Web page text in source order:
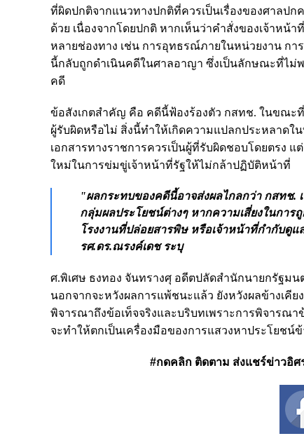
ที่ผิดปกติจากแนวทางปกติที่ควรเป็นเรื่องของศาลป
ด้วย เนื่องจากโดยปกติ หากเห็นว่าคำสั่งของเจ้าหน้
หลายช่องทาง เช่น การอุทธรณ์ภายในหน่วยงาน กา
นี้กลับถูกดำเนินคดีในศาลอาญา ซึ่งเป็นลักษณะที่ไม่
คดี
ข้อสังเกตสำคัญ คือ คดีนี้ฟ้องร้องตัว กสทช. ในขณะ
ผู้รับผิดหรือไม่ สิ่งนี้ทำให้เกิดความแปลกประหลาด
เอกสารทางราชการควรเป็นผู้ที่รับผิดชอบโดยตรง
ใหม่ในการข่มขู่เจ้าหน้าที่รัฐให้ไม่กล้าปฏิบัติหน้าที่
"ผลกระทบของคดีนี้อาจส่งผลไกลกว่า กสทช.
กลุ่มผลประโยชน์ต่างๆ หากความเสี่ยงในกา
โรงงานที่ปล่อยสารพิษ หรือเจ้าหน้าที่กำกับ
รศ.ดร.ณรงค์เดช ระบุ
ศ.พิเศษ ธงทอง จันทรางศุ อดีตปลัดสำนักนายกรัฐม
นอกจากจะหวังผลการแพ้ชนะแล้ว​ ยังหวั​งผลข้างเ
พิจารณา​ถึง​ข้อ​เท็จจริง​และบริบทเพราะ​การ​พิจารณ
จะทำ​ให้ตกเป็น​เครื่องมือ​ของ​การแสวงหาประโยชน์​
#กดคลิก ติดตาม ส่งแชร์ข่าวอิศ